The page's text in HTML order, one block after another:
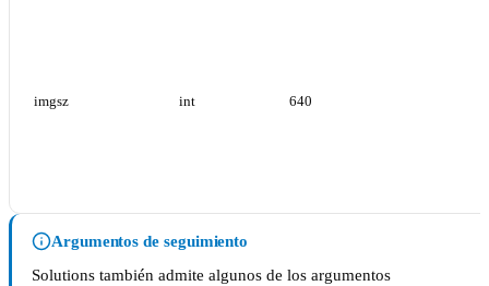
imgsz int 640
Argumentos de seguimiento
Solutions también admite algunos de los argumentos